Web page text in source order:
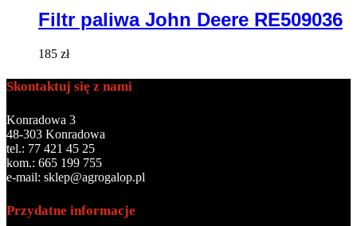
Filtr paliwa John Deere RE509036
185 zł
Skontaktuj się z nami
Konradowa 3
48-303 Konradowa
tel.: 77 421 45 25
kom.: 665 199 755
e-mail: sklep@agrogalop.pl
Przydatne informacje